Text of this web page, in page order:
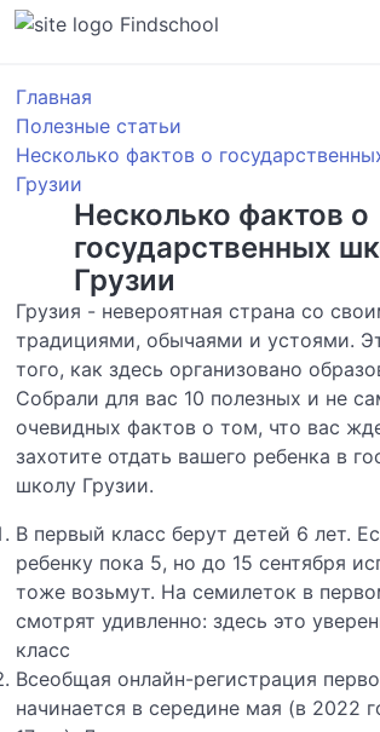
Findschool
Главная
Полезные статьи
Несколько фактов о
Грузии
Несколько фактов о
государственных
Грузии
Грузия - невероятная страна со
традициями, обычаями и устоями.
того, как здесь организовано
Собрали для вас 10 полезных и не
очевидных фактов о том, что вас
захотите отдать вашего ребенка в
школу Грузии.
В первый класс берут детей 6 лет.
ребенку пока 5, но до 15 сентября
тоже возьмут. На семилеток в
смотрят удивленно: здесь это
класс
Всеобщая онлайн-регистрация
начинается в середине мая (в 2022